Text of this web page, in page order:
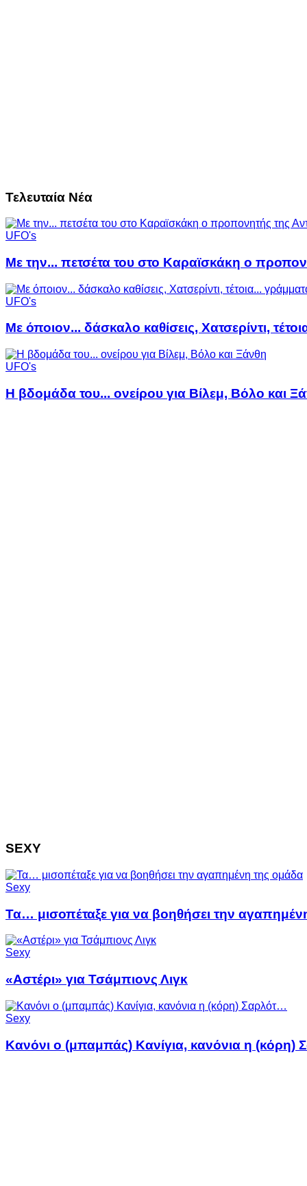
Τελευταία Νέα
UFO's
Με την... πετσέτα του στο Καραϊσκάκη ο
UFO's
Με όποιον... δάσκαλο καθίσεις, Χατσερίντι,
UFO's
Η βδομάδα του... ονείρου για Βίλεμ, Βόλο και
SEXY
Sexy
Τα… μισοπέταξε για να βοηθήσει την
Sexy
«Αστέρι» για Τσάμπιονς Λιγκ
Sexy
Κανόνι ο (μπαμπάς) Κανίγια, κανόνια η (κόρη)